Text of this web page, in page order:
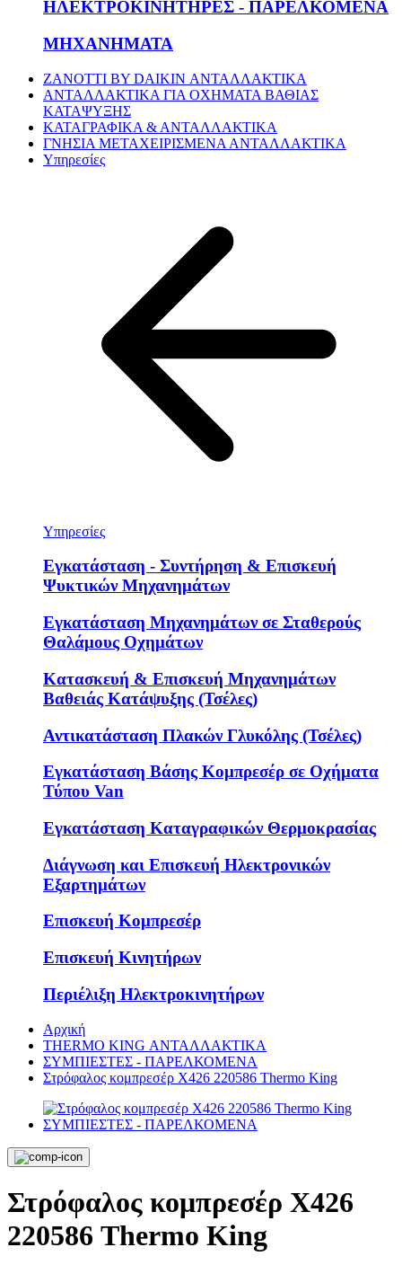
ΗΛΕΚΤΡΟΚΙΝΗΤΗΡΕΣ - ΠΑΡΕΛΚΟΜΕΝΑ
ΜΗΧΑΝΗΜΑΤΑ
ZANOTTI BY DAIKIN ΑΝΤΑΛΛΑΚΤΙΚΑ
ΑΝΤΑΛΛΑΚΤΙΚΑ ΓΙΑ ΟΧΗΜΑΤΑ ΒΑΘΙΑΣ
ΚΑΤΑΨΥΞΗΣ
ΚΑΤΑΓΡΑΦΙΚΑ & ΑΝΤΑΛΛΑΚΤΙΚΑ
ΓΝΗΣΙΑ ΜΕΤΑΧΕΙΡΙΣΜΕΝΑ ΑΝΤΑΛΛΑΚΤΙΚΑ
Υπηρεσίες
Υπηρεσίες
Εγκατάσταση - Συντήρηση & Επισκευή
Ψυκτικών Μηχανημάτων
Εγκατάσταση Μηχανημάτων σε Σταθερούς
Θαλάμους Οχημάτων
Κατασκευή & Επισκευή Μηχανημάτων
Βαθειάς Κατάψυξης (Τσέλες)
Αντικατάσταση Πλακών Γλυκόλης (Τσέλες)
Εγκατάσταση Βάσης Κομπρεσέρ σε Οχήματα
Τύπου Van
Εγκατάσταση Καταγραφικών Θερμοκρασίας
Διάγνωση και Επισκευή Ηλεκτρονικών
Εξαρτημάτων
Επισκευή Κομπρεσέρ
Επισκευή Κινητήρων
Περιέλιξη Ηλεκτροκινητήρων
Αρχική
THERMO KING ΑΝΤΑΛΛΑΚΤΙΚΑ
ΣΥΜΠΙΕΣΤΕΣ - ΠΑΡΕΛΚΟΜΕΝΑ
Στρόφαλος κομπρεσέρ Χ426 220586 Thermo King
Στρόφαλος κομπρεσέρ Χ426
220586 Thermo King